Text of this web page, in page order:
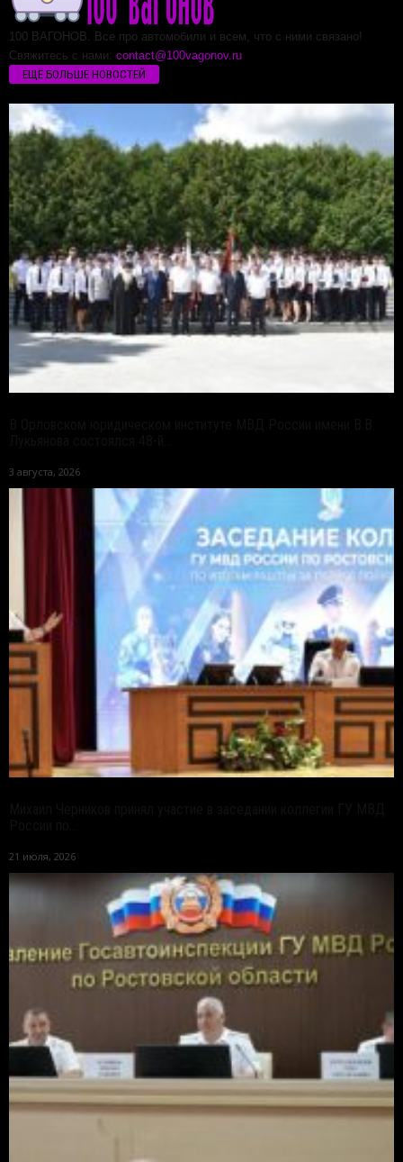
100 ВАГОНОВ. Все про автомобили и всем, что с ними связано!
Свяжитесь с нами: contact@100vagonov.ru
ЕЩЁ БОЛЬШЕ НОВОСТЕЙ
3 августа, 2026
21 июля, 2026